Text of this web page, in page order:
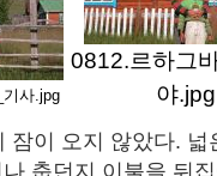
기사.jpg
0812.르하그
야.jpg
잠이 오지 않았다.
춥던지 이불을 뒤